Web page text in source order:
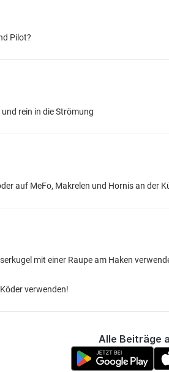
Pilot?
rein in die Strömung
auf MeFo, Makrelen und Hornis an der
mit einer Raupe am Haken
verwenden!
Alle Beiträge